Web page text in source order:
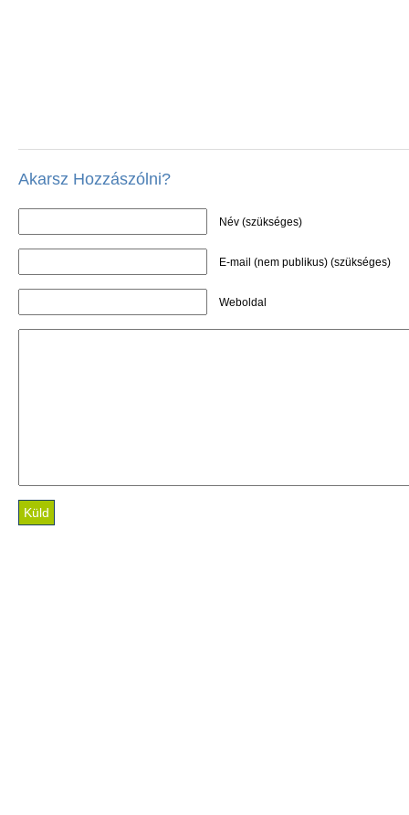
Akarsz Hozzászólni?
Név (szükséges)
E-mail (nem publikus) (szükséges)
Weboldal